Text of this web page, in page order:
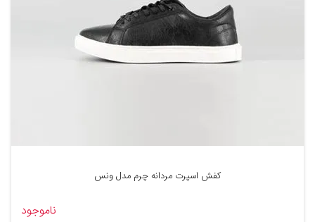
کفش اسپرت مردانه چرم مدل ونس
ناموجود